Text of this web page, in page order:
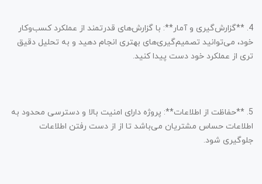
4. **گزارش‌گیری و آمار**: با گزارش‌های قدرتمند از عملکرد کسب‌وکار
خود، می‌توانید تصمیم‌گیری‌های بهتری انجام دهید و به تحلیل دقیق
تری از عملکرد خود دست پیدا کنید.
5. **حفاظت از اطلاعات**: پروژه دارای امنیت بالا و دسترسی محدود به
اطلاعات حساس مشتریان می‌باشد تا از از دست رفتن اطلاعات
جلوگیری شود.